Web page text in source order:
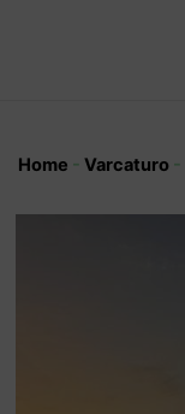
Home - Varcaturo -